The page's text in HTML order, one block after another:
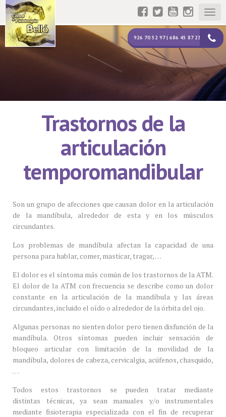
926 70 52 97 | 686 45 87 23
Trastornos de la
articulación
temporomandibular
Son un grupo de afecciones que causan dolor en la articulación
de la mandíbula, alrededor de esta y en los músculos
circundantes.
Los problemas de mandíbula afectan la capacidad de una
persona para hablar, comer, masticar, tragar, …
El dolor es el síntoma más común de los trastornos de la ATM.
El dolor de la ATM con frecuencia se describe como un dolor
constante en la articulación de la mandíbula y las áreas
circundantes, incluido el oído o alrededor de la órbita del ojo.
Algunas personas no sienten dolor pero tienen disfunción de la
mandíbula. Otros síntomas pueden incluir sensación de
bloqueo articular con limitación de la movilidad de la
mandíbula, dolores de cabeza, cervicalgia, acúfenos, chasquido,
…
Todos estos trastornos se pueden tratar mediante
distintas técnicas, ya sean manuales y/o instrumentales
mediante fisioterapia especializada con el fin de recuperar